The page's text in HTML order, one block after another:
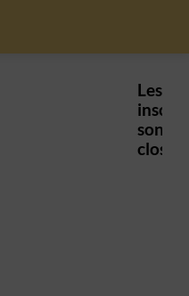
Les
sont
closes.